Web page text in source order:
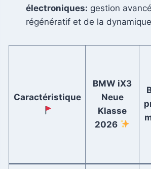
électroniques: gestion
régénératif et de la
Caractéristique
BMW iX3
Neue
Klasse
2026